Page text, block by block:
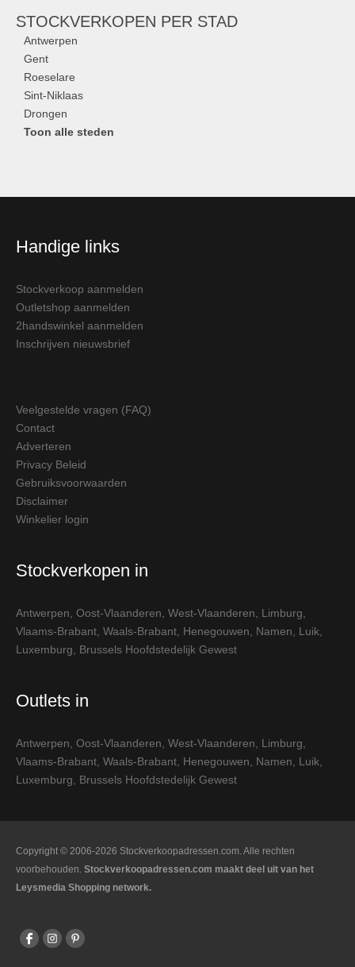
STOCKVERKOPEN PER STAD
Antwerpen
Gent
Roeselare
Sint-Niklaas
Drongen
Toon alle steden
Handige links
Stockverkoop aanmelden
Outletshop aanmelden
2handswinkel aanmelden
Inschrijven nieuwsbrief
Veelgestelde vragen (FAQ)
Contact
Adverteren
Privacy Beleid
Gebruiksvoorwaarden
Disclaimer
Winkelier login
Stockverkopen in
Antwerpen Oost-Vlaanderen West-Vlaanderen Limburg
Vlaams-Brabant Waals-Brabant Henegouwen Namen Luik
Luxemburg
Brussels Hoofdstedelijk Gewest
Outlets in
Antwerpen Oost-Vlaanderen West-Vlaanderen Limburg
Vlaams-Brabant Waals-Brabant Henegouwen Namen Luik
Luxemburg
Brussels Hoofdstedelijk Gewest
Copyright © 2006-2026 Stockverkoopadressen.com. Alle rechten
voorbehouden. Stockverkoopadressen.com maakt deel uit van het
Leysmedia Shopping network.